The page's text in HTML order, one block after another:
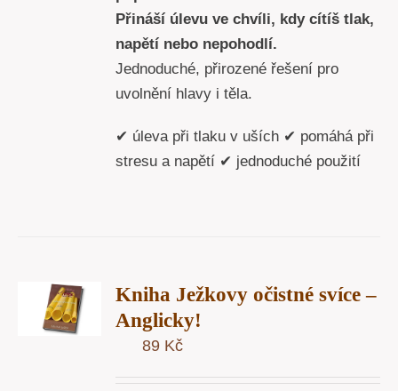
Přináší úlevu ve chvíli, kdy cítíš tlak,
napětí nebo nepohodlí.
Jednoduché, přirozené řešení pro
uvolnění hlavy i těla.
✔ úleva při tlaku v uších ✔ pomáhá při
stresu a napětí ✔ jednoduché použití
Kniha Ježkovy očistné svíce –
Anglicky!
89 Kč